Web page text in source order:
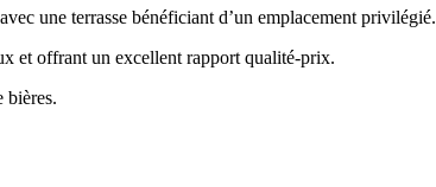
une terrasse bénéficiant d’un emplacement privilégié.
et offrant un excellent rapport qualité-prix.
bières.